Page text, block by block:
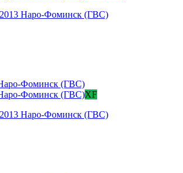
Наро-Фоминск (ГВС)
XF
Наро-Фоминск (ГВС)